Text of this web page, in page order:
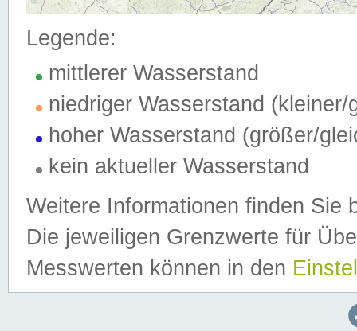
Legende:
mittlerer Wasserstand
niedriger Wasserstand (kleiner/
hoher Wasserstand (größer/
kein aktueller Wasserstand
Weitere Informationen finden Sie
Die jeweiligen Grenzwerte für
Messwerten können in den